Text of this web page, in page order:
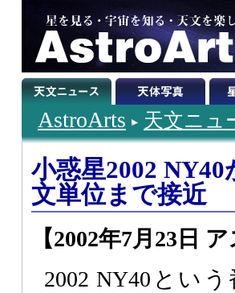
AstroArts 天文ニュ
小惑星2002
文単位まで接近
【2002年7月23日
2002 NY40とい